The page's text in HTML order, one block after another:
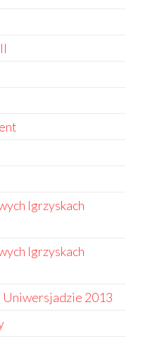
Igrzyskach
Igrzyskach
Uniwersjadzie 2013